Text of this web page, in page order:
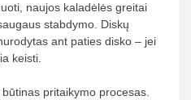
naujos kaladėlės greitai
stabdymo. Diskų
ant paties disko – jei
keisti.
pritaikymo procesas.